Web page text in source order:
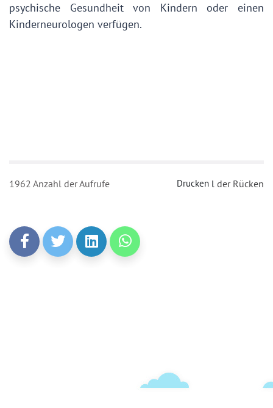
psychische Gesundheit von Kindern oder einen
Kinderneurologen verfügen.
1962 Anzahl der Aufrufe Drucken l der Rücken